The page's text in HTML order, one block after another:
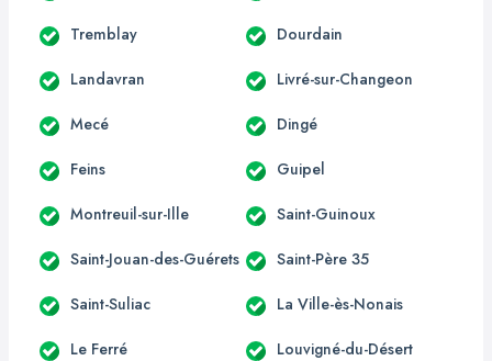
Tremblay Dourdain
Landavran Livré-sur-Changeon
Mecé Dingé
Feins Guipel
Montreuil-sur-Ille Saint-Guinoux
Saint-Jouan-des-Guérets Saint-Père 35
Saint-Suliac La Ville-ès-Nonais
Le Ferré Louvigné-du-Désert